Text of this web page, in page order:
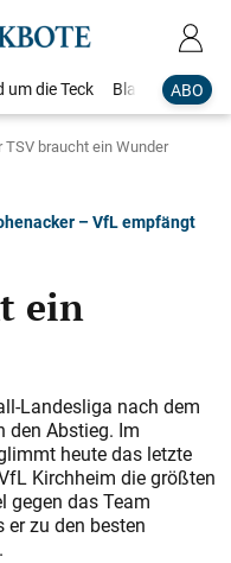
ABO
um die Teck Blaulicht
TSV braucht ein Wunder
– VfL empfängt
ein
Landesliga nach dem
den Abstieg. Im
heute das letzte
Kirchheim die größten
gegen das Team
er zu den besten